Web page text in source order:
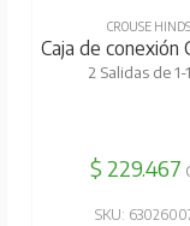
CROUSE HINDS
Caja de conexión
2 Salidas de 1-
$ 229.467
SKU: